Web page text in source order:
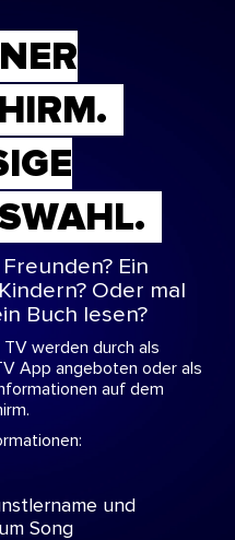
Ein
Oder mal
Buch lesen?
TV werden durch als
App angeboten oder als
auf dem
und
Song